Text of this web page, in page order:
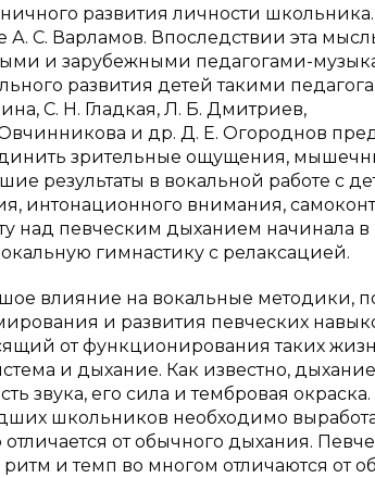
развития личности школьника.
С. Варламов. Впоследствии эта
и зарубежными педагогами-
развития детей такими
С. Н. Гладкая, Л. Б. Дмитриев,
и др. Д. Е. Огороднов
зрительные ощущения,
результаты в вокальной работе с
интонационного внимания,
над певческим дыханием начинала
гимнастику с релаксацией.
влияние на вокальные методики,
и развития певческих
от функционирования таких
и дыхание. Как известно, дыхание
звука, его сила и тембровая
школьников необходимо
от обычного дыхания.
и темп во многом отличаются от